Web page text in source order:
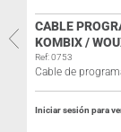
CABLE
KOMBIX /
Ref: 0753
Cable de
Iniciar sesión para